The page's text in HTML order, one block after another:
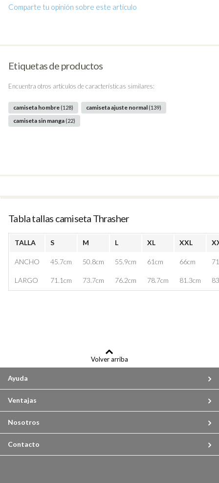
Comparte tu opinión sobre este artículo
Etiquetas de productos
Encuentra otros artículos de características similares:
camiseta hombre (128) camiseta ajuste normal (139)
camiseta sin manga (22)
Tabla tallas camiseta Thrasher
TALLA S M L XL XXL
ANCHO 45.7cm 50.8cm 55.9cm 61cm 66cm
LARGO 71.1cm 73.7cm 76.2cm 78.7cm 81.3cm
Volver arriba
Ayuda
Ventajas
Nosotros
Contacto